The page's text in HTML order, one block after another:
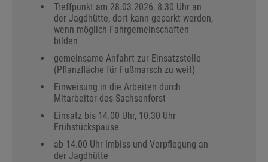
Treffpunkt am 28.03.2026, 8.30 Uhr an
der Jagdhütte, dort kann geparkt werden,
wenn möglich Fahrgemeinschaften
bilden
gemeinsame Anfahrt zur Einsatzstelle
(Pflanzfläche für Fußmarsch zu weit)
Einweisung in die Arbeiten durch
Mitarbeiter des Sachsenforst
Einsatz bis 14.00 Uhr, 10.30 Uhr
Frühstückspause
ab 14.00 Uhr Imbiss und Verpflegung an
der Jagdhütte